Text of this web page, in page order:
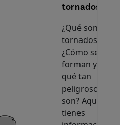
tornados
¿Qué son los
tornados?
¿Cómo se
forman y
qué tan
peligrosos
son? Aquí
tienes